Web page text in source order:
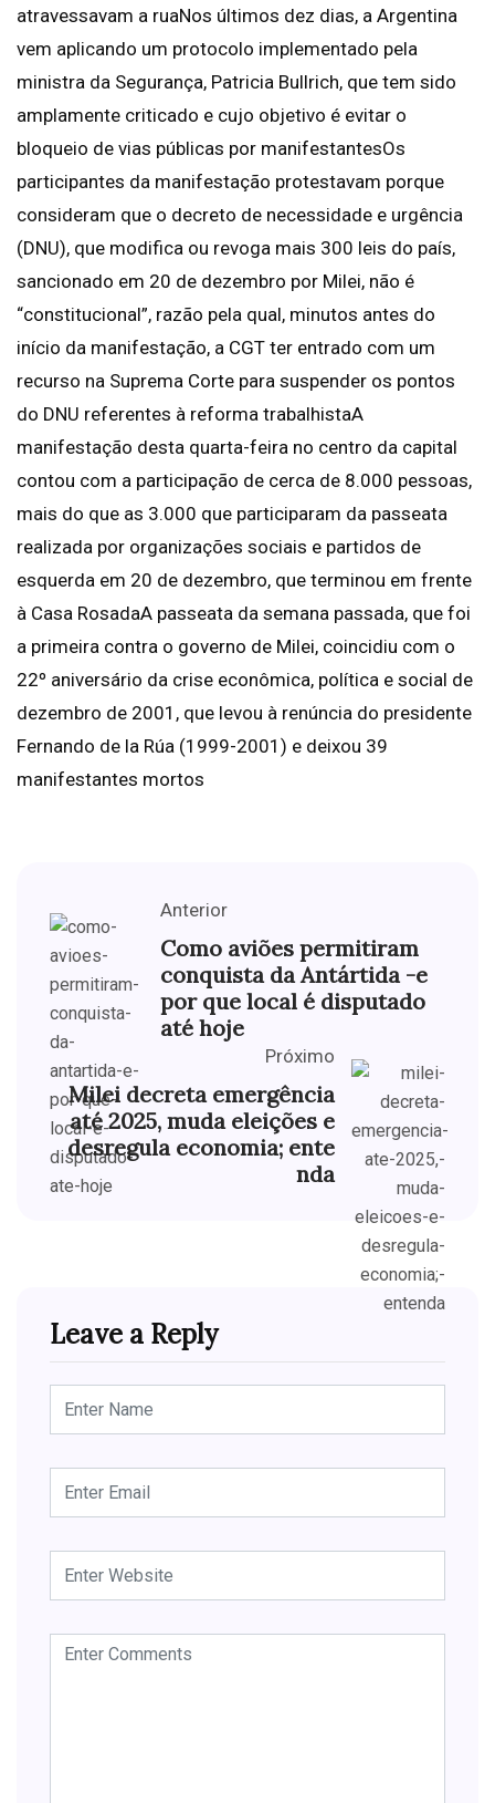
atravessavam a ruaNos últimos dez dias, a Argentina
vem aplicando um protocolo implementado pela
ministra da Segurança, Patricia Bullrich, que tem sido
amplamente criticado e cujo objetivo é evitar o
bloqueio de vias públicas por manifestantesOs
participantes da manifestação protestavam porque
consideram que o decreto de necessidade e urgência
(DNU), que modifica ou revoga mais 300 leis do país,
sancionado em 20 de dezembro por Milei, não é
“constitucional”, razão pela qual, minutos antes do
início da manifestação, a CGT ter entrado com um
recurso na Suprema Corte para suspender os pontos
do DNU referentes à reforma trabalhistaA
manifestação desta quarta-feira no centro da capital
contou com a participação de cerca de 8.000 pessoas,
mais do que as 3.000 que participaram da passeata
realizada por organizações sociais e partidos de
esquerda em 20 de dezembro, que terminou em frente
à Casa RosadaA passeata da semana passada, que foi
a primeira contra o governo de Milei, coincidiu com o
22º aniversário da crise econômica, política e social de
dezembro de 2001, que levou à renúncia do presidente
Fernando de la Rúa (1999-2001) e deixou 39
manifestantes mortos
Anterior
Como aviões permitiram
conquista da Antártida -e
por que local é disputado
até hoje
Próximo
Milei decreta emergência
até 2025, muda eleições e
desregula economia; ente
nda
Leave a Reply